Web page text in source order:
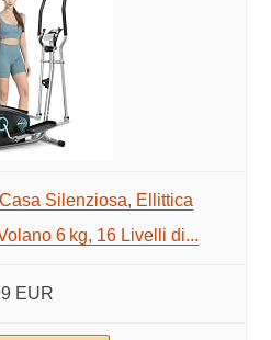
Silenziosa, Ellittica
6 kg, 16 Livelli di...
EUR